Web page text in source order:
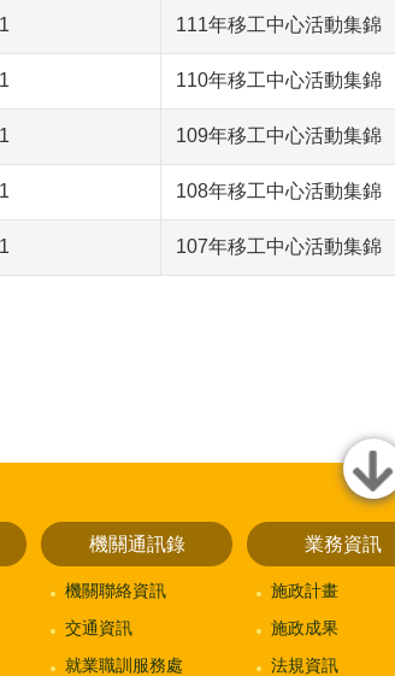
111年移工中心活動集錦
110年移工中心活動集錦
109年移工中心活動集錦
108年移工中心活動集錦
107年移工中心活動集錦
close
機關通訊錄
機關聯絡資訊
交通資訊
就業職訓服務處
業務資訊
施政計畫
施政成果
法規資訊